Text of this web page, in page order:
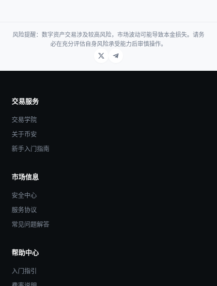
风险提醒：数字资产交易涉及较高风险，市场波动可能导致本金损失。请务
必在充分评估自身风险承受能力后审慎操作。
交易服务
交易学院
关于币安
新手入门指南
市场信息
安全中心
服务协议
常见问题解答
帮助中心
入门指引